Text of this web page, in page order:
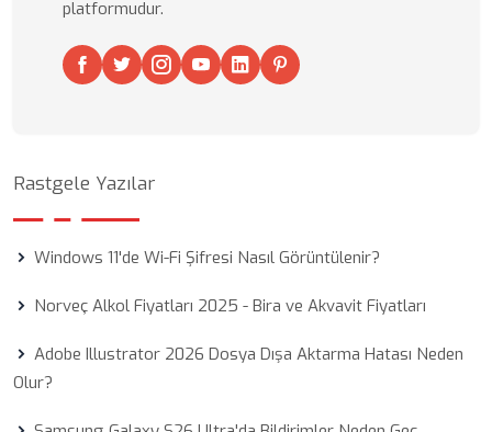
platformudur.
Rastgele Yazılar
Windows 11'de Wi-Fi Şifresi Nasıl Görüntülenir?
Norveç Alkol Fiyatları 2025 - Bira ve Akvavit Fiyatları
Adobe Illustrator 2026 Dosya Dışa Aktarma Hatası Neden
Olur?